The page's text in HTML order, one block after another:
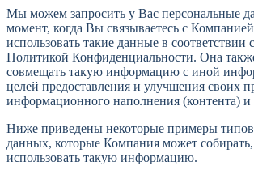
Мы можем запросить у Вас персональные
момент, когда Вы связываетесь с
использовать такие данные в соответствии
Политикой Конфиденциальности. Она
совмещать такую информацию с иной
целей предоставления и улучшения своих
информационного наполнения (контента)
Ниже приведены некоторые примеры
данных, которые Компания может
использовать такую информацию.